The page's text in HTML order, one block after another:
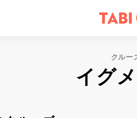
クルー
イグ